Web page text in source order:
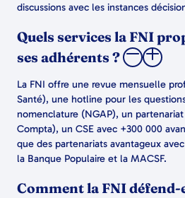
discussions avec les instances
Quels services la FNI
ses adhérents ?
La FNI offre une revue mensuelle
Santé), une hotline pour les
nomenclature (NGAP), un
Compta), un CSE avec +300 000
que des partenariats avantageux
la Banque Populaire et la MACSF.
Comment la FNI défend-